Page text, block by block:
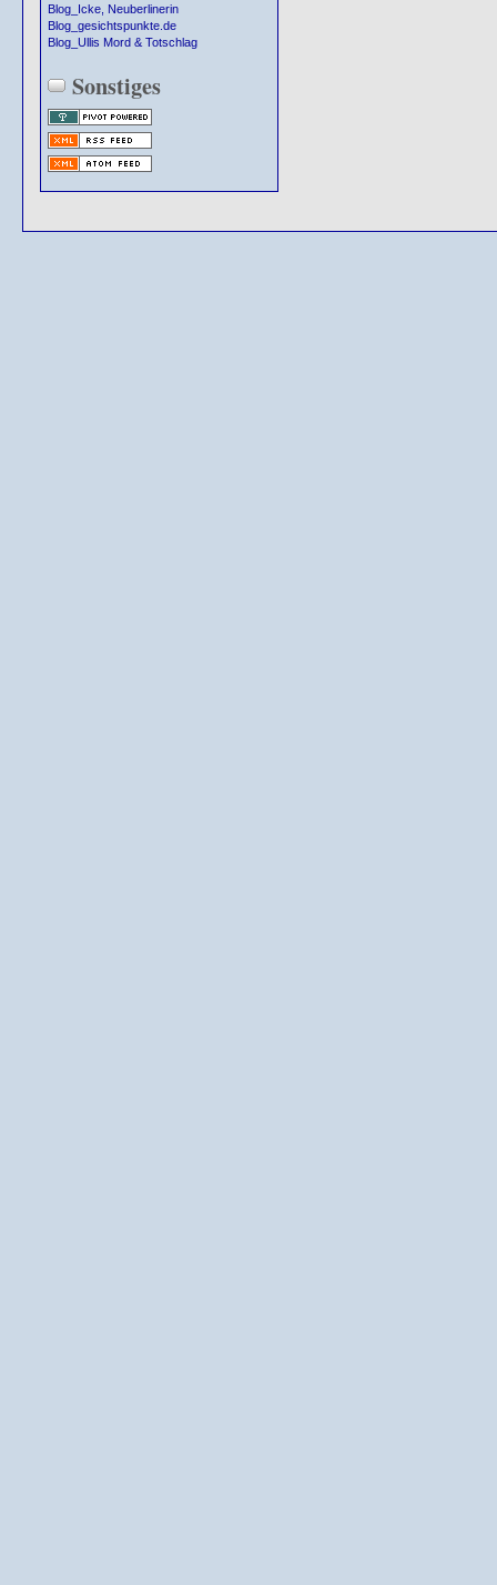
Blog_Icke, Neuberlinerin
Blog_gesichtspunkte.de
Blog_Ullis Mord & Totschlag
Sonstiges